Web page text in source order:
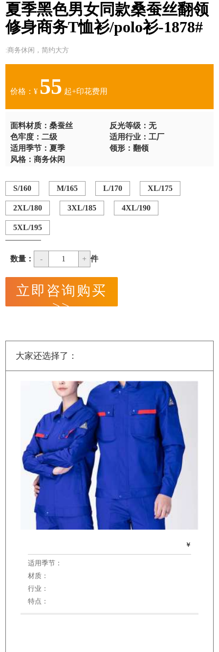
夏季黑色男女同款桑蚕丝翻领
修身商务T恤衫/polo衫-1878#
:商务休闲，简约大方
价格：¥ 55 起+印花费用
面料材质：桑蚕丝
反光等级：无
色牢度：二级
适用行业：工厂
适用季节：夏季
领形：翻领
风格：商务休闲
S/160 M/165 L/170 XL/175
2XL/180 3XL/185 4XL/190
5XL/195
数量： - 1 + 件
立即咨询购买
>>
大家还选择了：
￥
适用季节：
材质：
行业：
特点：